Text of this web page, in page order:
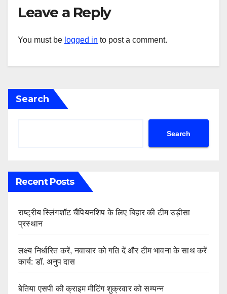
Leave a Reply
You must be logged in to post a comment.
Search
Search
Recent Posts
राष्ट्रीय स्लिंगशॉट चैंपियनशिप के लिए बिहार की टीम उड़ीसा
प्रस्थान
लक्ष्य निर्धारित करें, नवाचार को गति दें और टीम भावना के साथ करें
कार्य: डॉ. अनुप दास
बेतिया एसपी की क्राइम मीटिंग शुक्रवार को सम्पन्न